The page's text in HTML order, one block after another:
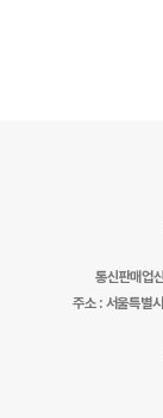
통신판매
주소 : 서울특별